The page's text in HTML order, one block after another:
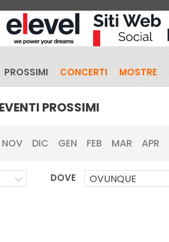
PROSSIMI CONCERTI MOSTRE
EVENTI PROSSIMI
NOV DIC GEN FEB MAR APR
DOVE OVUNQUE